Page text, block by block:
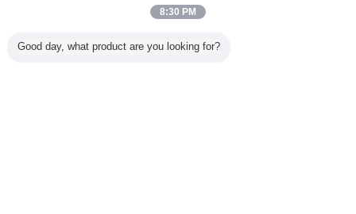
8:30 PM
Good day, what product are you looking for?